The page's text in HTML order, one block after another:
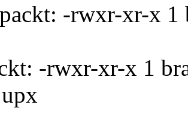
-rwxr-xr-x 1
-rwxr-xr-x 1